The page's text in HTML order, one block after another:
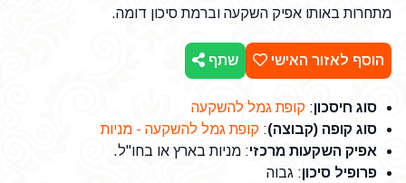
מתחרות באותו אפיק השקעה וברמת סיכון דומה.
הוסף לאזור האישי שתף
סוג חיסכון: קופת גמל להשקעה
סוג קופה (קבוצה): קופת גמל להשקעה - מניות
אפיק השקעות מרכזי: מניות בארץ או בחו"ל.
פרופיל סיכון: גבוה